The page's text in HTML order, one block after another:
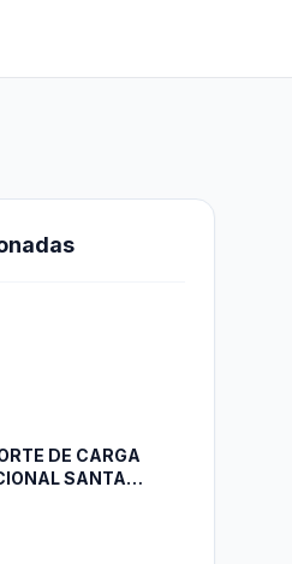
DE CARGA
SANTA